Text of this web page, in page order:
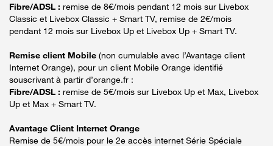
Fibre/ADSL : remise de 8€/mois pendant 12 mois sur Livebox
Classic et Livebox Classic + Smart TV, remise de 2€/mois
pendant 12 mois sur Livebox Up et Livebox Up + Smart TV.
Remise client Mobile (non cumulable avec l’Avantage client
Internet Orange), pour un client Mobile Orange identifié
souscrivant à partir d’orange.fr :
Fibre/ADSL : remise de 5€/mois sur Livebox Up et Max, Livebox
Up et Max + Smart TV.
Avantage Client Internet Orange
Remise de 5€/mois pour le 2e accès internet Série Spéciale